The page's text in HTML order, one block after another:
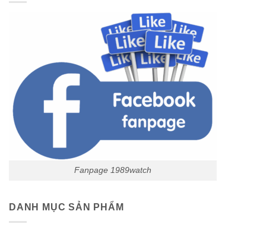
Fanpage 1989watch
DANH MỤC SẢN PHẨM